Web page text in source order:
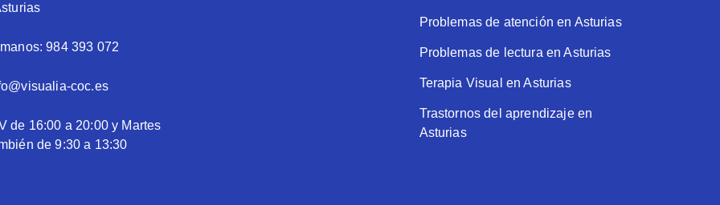
984 393 072
coc.es
de 16:00 a 20:00 y Martes
de 9:30 a 13:30
Problemas de atención en Asturias
Problemas de lectura en Asturias
Terapia Visual en Asturias
Trastornos del aprendizaje en
Asturias